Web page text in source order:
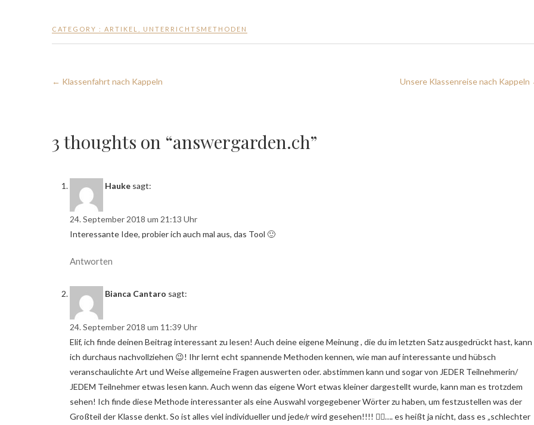
CATEGORY : ARTIKEL UNTERRICHTSMETHODEN
← Klassenfahrt nach Kappeln Unsere Klassenreise nach Kappeln
3 thoughts on “answergarden.ch”
Hauke sagt:
24. September 2018 um 21:13 Uhr
Interessante Idee, probier ich auch mal aus, das Tool 🙂
Antworten
Bianca Cantaro sagt:
24. September 2018 um 11:39 Uhr
Elif, ich finde deinen Beitrag interessant zu lesen! Auch deine eigene Meinung , die du im letzten Satz ausgedrückt hast, kann
ich durchaus nachvollziehen 😉! Ihr lernt echt spannende Methoden kennen, wie man auf interessante und hübsch
veranschaulichte Art und Weise allgemeine Fragen auswerten oder. abstimmen kann und sogar von JEDER Teilnehmerin/
JEDEM Teilnehmer etwas lesen kann. Auch wenn das eigene Wort etwas kleiner dargestellt wurde, kann man es trotzdem
sehen! Ich finde diese Methode interessanter als eine Auswahl vorgegebener Wörter zu haben, um festzustellen was der
Großteil der Klasse denkt. So ist alles viel individueller und jede/r wird gesehen!!!! 👍🏻…. es heißt ja nicht, dass es „schlechter